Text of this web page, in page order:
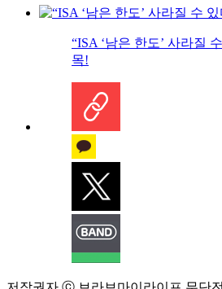
“ISA ‘남은 한도’ 사라질
목!